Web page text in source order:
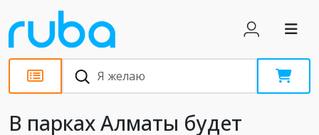
Новости
В парках Алматы будет